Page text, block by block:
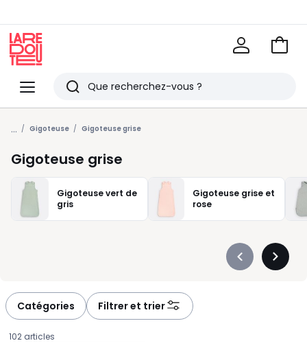
Menu
Redoute
Rechercher
Derniers
articles
vus
Voir
... Gigoteuse Gigoteuse grise
Gigoteuse grise
Gigoteuse vert de
gris
Gigoteuse grise et
rose
Précédent
Catégories Filtrer et trier
102 articles